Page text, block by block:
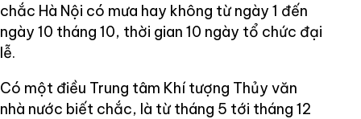
chắc Hà Nội có mưa hay không từ ngày 1 đến
ngày 10 tháng 10, thời gian 10 ngày tổ chức đại
lễ.
Có một điều Trung tâm Khí tượng Thủy văn
nhà nước biết chắc, là từ tháng 5 tới tháng 12